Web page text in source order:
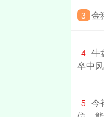
3 金
4 牛
卒中
5 今